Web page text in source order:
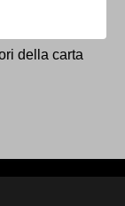
della carta